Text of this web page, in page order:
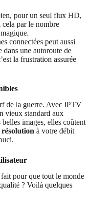
pour un seul flux HD,
par le nombre
connectées peut aussi
dans une autoroute de
la frustration assurée
de la guerre. Avec IPTV
vieux standard aux
images, elles coûtent
à votre débit
pour que tout le monde
? Voilà quelques